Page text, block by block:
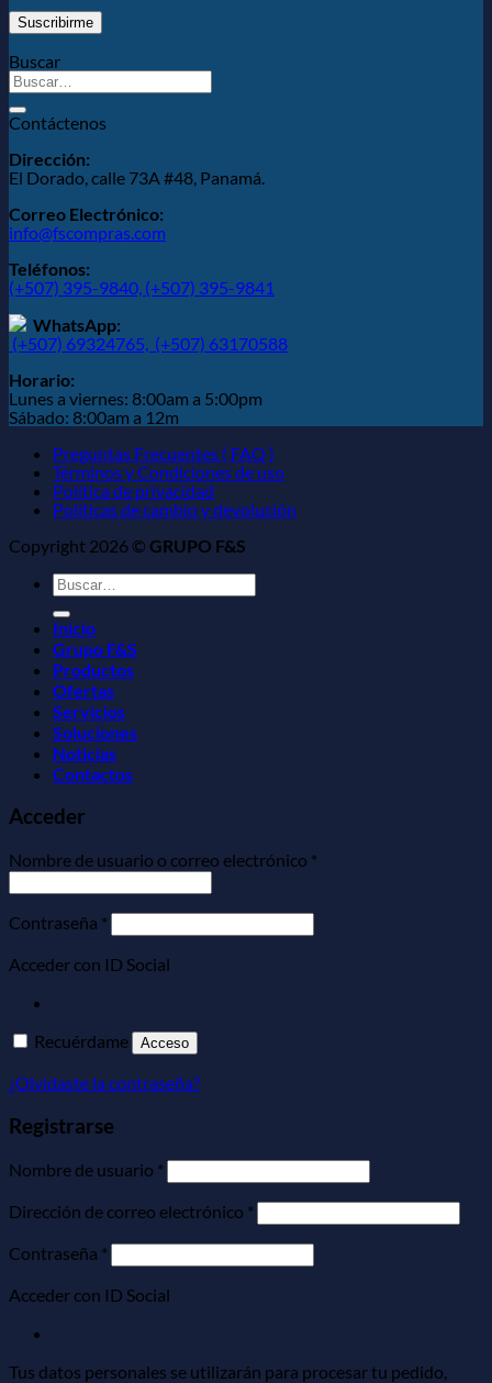
Buscar
Contáctenos
Dirección:
El Dorado, calle 73A #48, Panamá.
Correo Electrónico:
info@fscompras.com
Teléfonos:
(+507) 395-9840, (+507) 395-9841
WhatsApp:
(+507) 69324765, (+507) 63170588
Horario:
Lunes a viernes: 8:00am a 5:00pm
Sábado: 8:00am a 12m
Preguntas Frecuentes ( FAQ )
Términos y Condiciones de uso
Política de privacidad
Políticas de cambio y devolución
Copyright 2026 © GRUPO F&S
Buscar
por:
Inicio
Grupo F&S
Productos
Ofertas
Servicios
Soluciones
Noticias
Contactos
Acceder
Nombre de usuario o correo electrónico *
Contraseña *
Acceder con ID Social
Recuérdame Acceso
¿Olvidaste la contraseña?
Registrarse
Nombre de usuario * Obligatorio
Dirección de correo electrónico * Obligatorio
Contraseña * Obligatorio
Acceder con ID Social
Tus datos personales se utilizarán para procesar tu pedido,